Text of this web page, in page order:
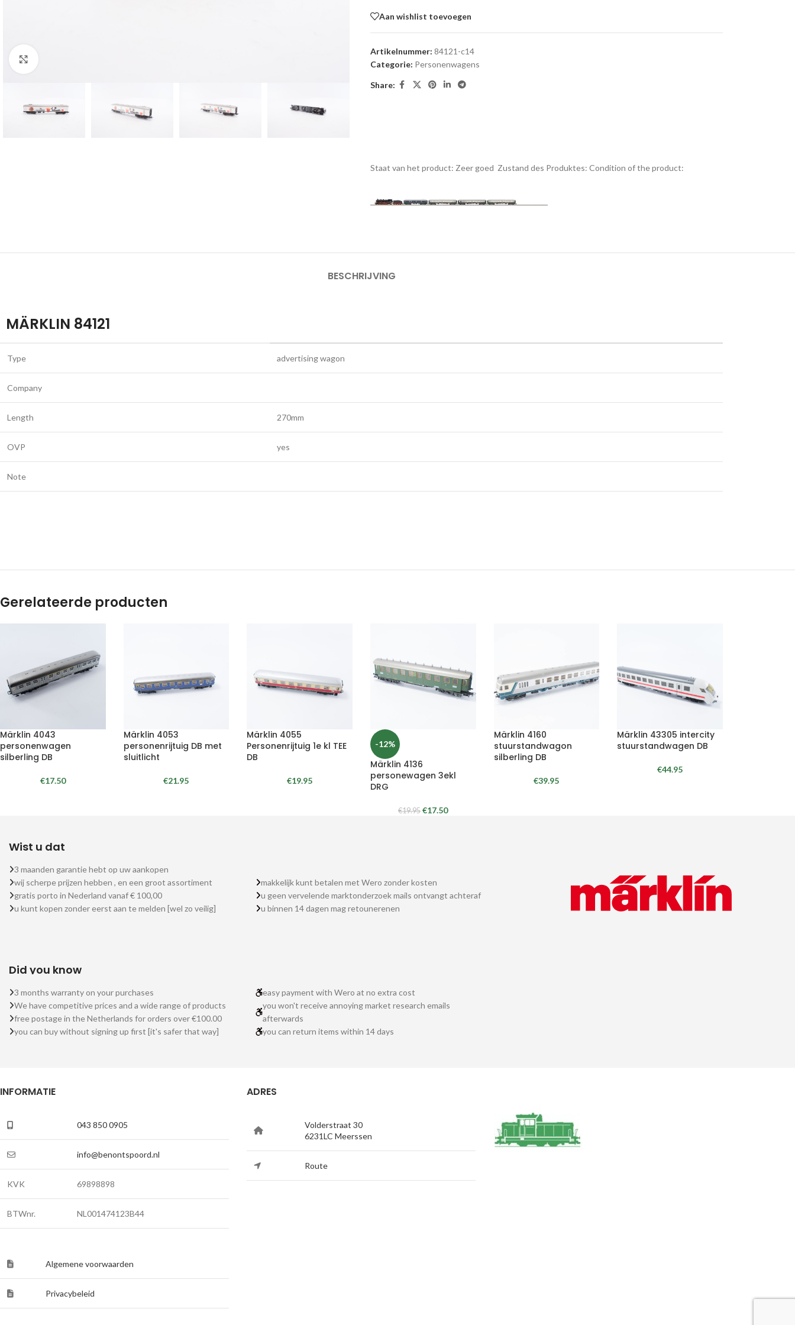
Aan wishlist toevoegen
Artikelnummer: 84121-c14
Categorie: Personenwagens
Share:
Staat van het product: Zeer goed Zustand des Produktes: Condition of the product:
BESCHRIJVING
MÄRKLIN 84121
Type advertising wagon
Company
Length 270mm
OVP yes
Note
Gerelateerde producten
Märklin 4043
personenwagen
silberling DB
€17.50
Märklin 4053
personenrijtuig DB met
sluitlicht
€21.95
Märklin 4055
Personenrijtuig 1e kl TEE
DB
€19.95
-12%
Märklin 4136
personewagen 3ekl
DRG
€19.95 €17.50
Märklin 4160
stuurstandwagon
silberling DB
€39.95
Märklin 43305 intercity
stuurstandwagen DB
€44.95
Wist u dat
3 maanden garantie hebt op uw aankopen
wij scherpe prijzen hebben , en een groot assortiment
gratis porto in Nederland vanaf € 100,00
u kunt kopen zonder eerst aan te melden [wel zo veilig]
makkelijk kunt betalen met Wero zonder kosten
u geen vervelende marktonderzoek mails ontvangt achteraf
u binnen 14 dagen mag retounerenen
Did you know
3 months warranty on your purchases
We have competitive prices and a wide range of products
free postage in the Netherlands for orders over €100.00
you can buy without signing up first [it's safer that way]
easy payment with Wero at no extra cost
you won't receive annoying market research emails
afterwards
you can return items within 14 days
INFORMATIE
043 850 0905
info@benontspoord.nl
KVK 69898898
BTWnr. NL001474123B44
Algemene voorwaarden
Privacybeleid
ADRES
Volderstraat 30
6231LC Meerssen
Route